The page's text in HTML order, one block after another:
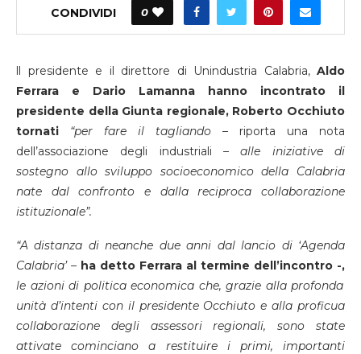
CONDIVIDI 0
ll presidente e il direttore di Unindustria Calabria, Aldo
Ferrara e Dario Lamanna hanno incontrato il
presidente della Giunta regionale, Roberto Occhiuto
tornati
“per fare il tagliando – riporta una nota
dell’associazione degli industriali – alle iniziative di
sostegno allo sviluppo socioeconomico della Calabria
nate dal confronto e dalla reciproca collaborazione
istituzionale”.
“A distanza di neanche due anni dal lancio di ‘Agenda
Calabria’ – ha detto Ferrara al termine dell’incontro -,
le azioni di politica economica che, grazie alla profonda
unità d’intenti con il presidente Occhiuto e alla proficua
collaborazione degli assessori regionali, sono state
attivate cominciano a restituire i primi, importanti